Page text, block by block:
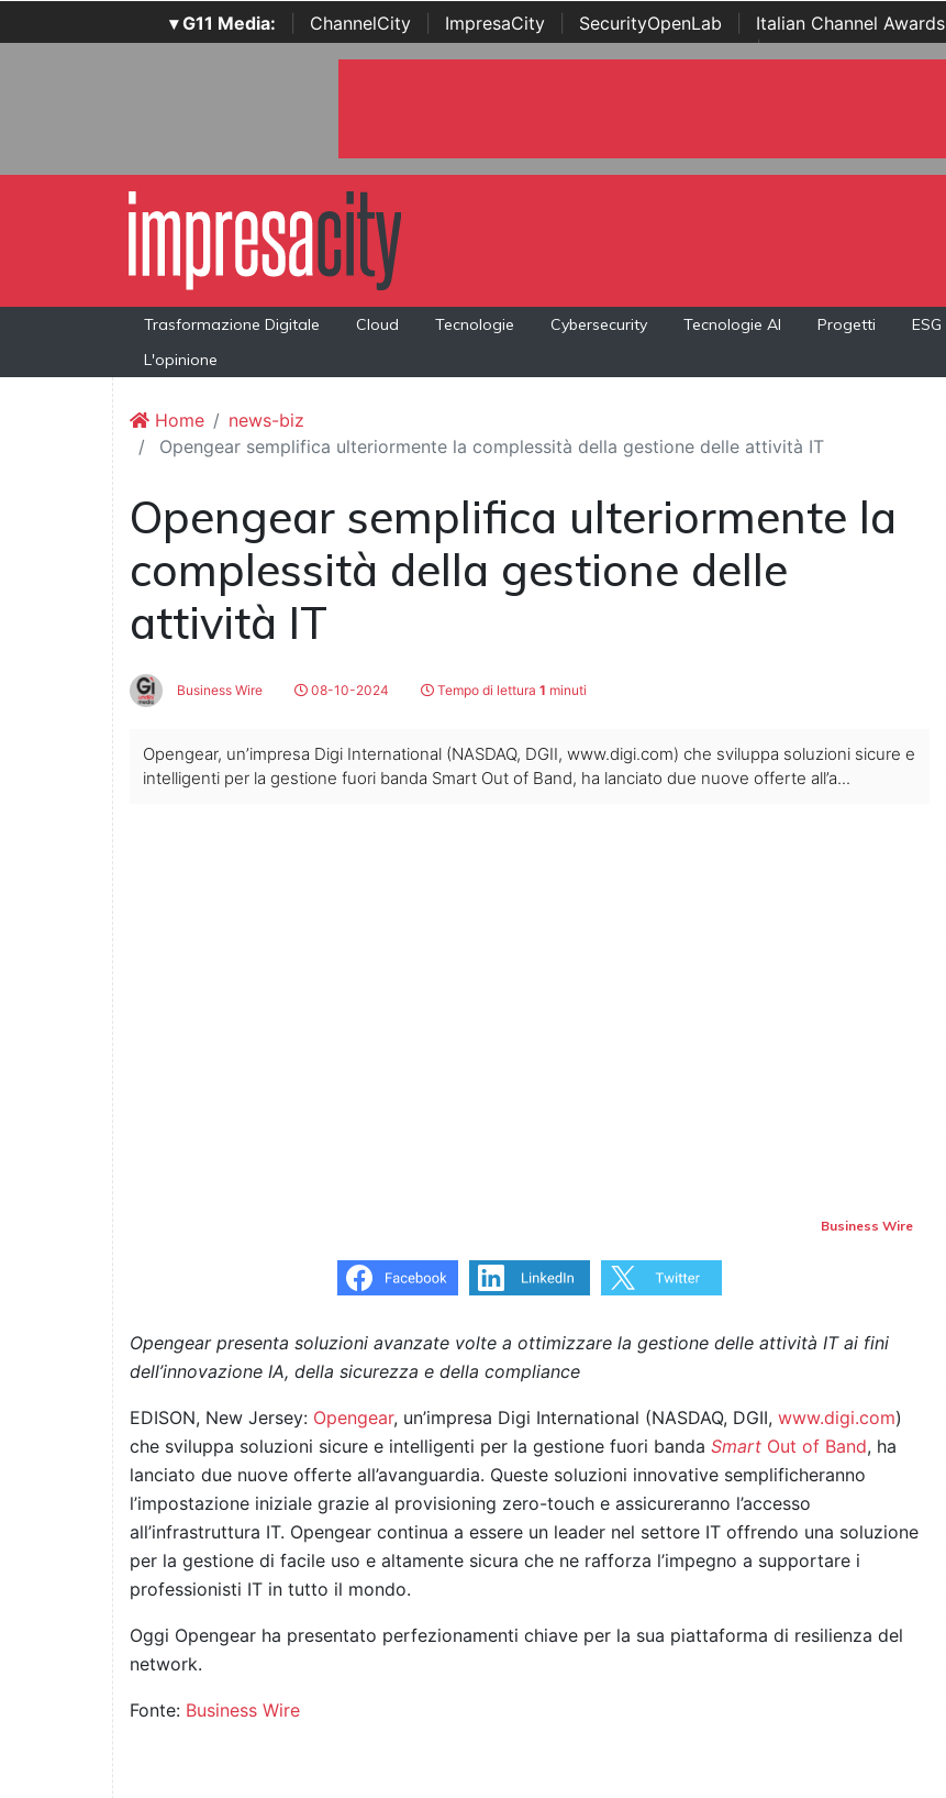
▾ G11 Media: ChannelCity ImpresaCity SecurityOpenLab Italian Channel Awards
Awards | ...
Trasformazione Digitale Cloud Tecnologie Cybersecurity Tecnologie AI Progetti ESG
L'opinione
Home
news-biz
Opengear semplifica ulteriormente la complessità della gestione delle attività IT
Opengear semplifica ulteriormente la
complessità della gestione delle
attività IT
Business Wire 08-10-2024 Tempo di lettura 1 minuti
Opengear, un’impresa Digi International (NASDAQ, DGII, www.digi.com) che sviluppa soluzioni sicure e
intelligenti per la gestione fuori banda Smart Out of Band, ha lanciato due nuove offerte all’a...
Business Wire
Opengear presenta soluzioni avanzate volte a ottimizzare la gestione delle attività IT ai fini
dell’innovazione IA, della sicurezza e della compliance
EDISON, New Jersey: Opengear, un’impresa Digi International (NASDAQ, DGII, www.digi.com)
che sviluppa soluzioni sicure e intelligenti per la gestione fuori banda Smart Out of Band, ha
lanciato due nuove offerte all’avanguardia. Queste soluzioni innovative semplificheranno
l’impostazione iniziale grazie al provisioning zero-touch e assicureranno l’accesso
all’infrastruttura IT. Opengear continua a essere un leader nel settore IT offrendo una soluzione
per la gestione di facile uso e altamente sicura che ne rafforza l’impegno a supportare i
professionisti IT in tutto il mondo.
Oggi Opengear ha presentato perfezionamenti chiave per la sua piattaforma di resilienza del
network.
Fonte: Business Wire